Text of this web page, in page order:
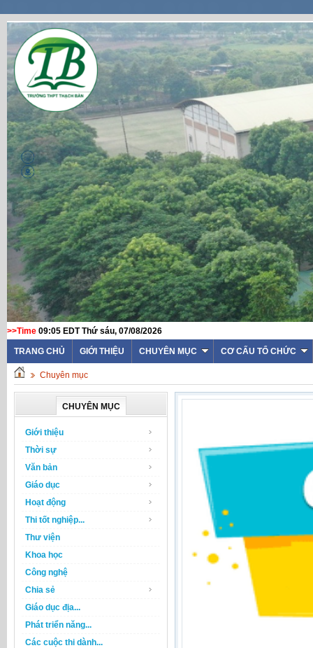
>>Time 09:05 EDT Thứ sáu, 07/08/2026
TRANG CHỦ GIỚI THIỆU CHUYÊN MỤC CƠ CẤU TỔ CHỨC
Chuyên mục
CHUYÊN MỤC
Giới thiệu
Thời sự
Văn bản
Giáo dục
Hoạt động
Thi tốt nghiệp...
Thư viện
Khoa học
Công nghệ
Chia sẻ
Giáo dục địa...
Phát triển năng...
Các cuộc thi dành...